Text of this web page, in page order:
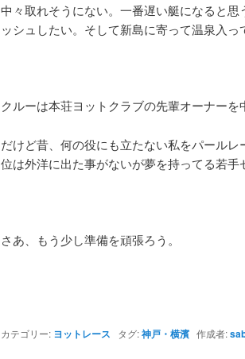
中々取れそうにない。一番遅い艇になると
ッシュしたい。そして新島に寄って温泉入っ
クルーは本荘ヨットクラブの先輩オーナーを
だけど昔、何の役にも立たない私をパール
位は外洋に出た事がないが夢を持ってる若手
さあ、もう少し準備を頑張ろう。
カテゴリー: ヨットレース タグ:神戸・横濱 作成者: